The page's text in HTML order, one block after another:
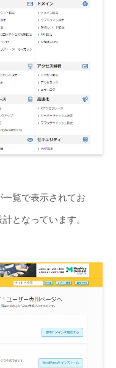
覧で表示されてお
となっています。